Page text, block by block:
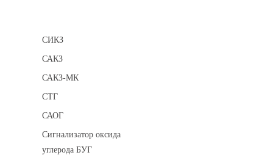
СИКЗ
САКЗ
САКЗ-МК
СТГ
САОГ
Сигнализатор оксида
углерода БУГ